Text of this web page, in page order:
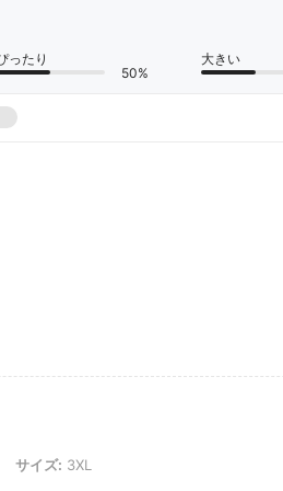
ったり
50%
大きい
: 3XL
サイズ: 3XL